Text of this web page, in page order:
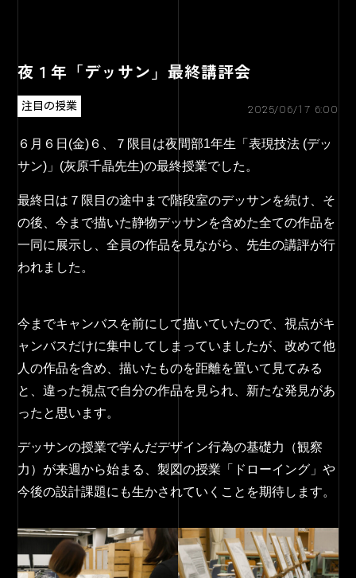
夜１年「デッサン」最終講評会
注目の授業 2025/06/17 6:00
６月６日(金)６、７限目は夜間部1年生「表現技法 (デッ
サン)」(灰原千晶先生)の最終授業でした。
最終日は７限目の途中まで階段室のデッサンを続け、そ
の後、今まで描いた静物デッサンを含めた全ての作品を
一同に展示し、全員の作品を見ながら、先生の講評が行
われました。
今までキャンバスを前にして描いていたので、視点がキ
ャンバスだけに集中してしまっていましたが、改めて他
人の作品を含め、描いたものを距離を置いて見てみる
と、違った視点で自分の作品を見られ、新たな発見があ
ったと思います。
デッサンの授業で学んだデザイン行為の基礎力（観察
力）が来週から始まる、製図の授業「ドローイング」や
今後の設計課題にも生かされていくことを期待します。